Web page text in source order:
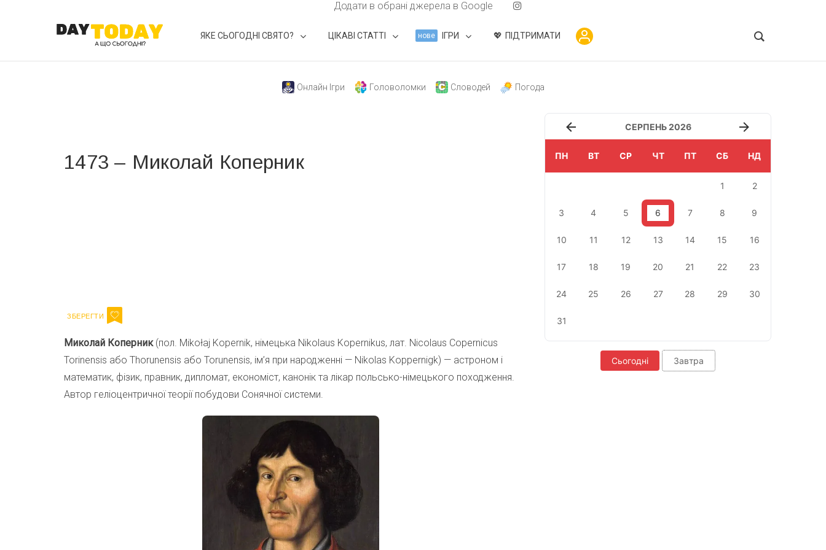
Додати в обрані джерела в Google
ЯКЕ СЬОГОДНІ СВЯТО? ЦІКАВІ СТАТТІ нове ІГРИ ПІДТРИМАТИ
Онлайн Ігри Головоломки Словодей Погода
1473 – Миколай Коперник
Миколай Коперник(пол. Mikołaj Kopernik, німецька Nikolaus Kopernikus, лат. Nicolaus Copernicus
Torinensis або Thorunensis або Torunensis, ім’я при народженні — Nikolas Koppernigk) — астроном і
математик, фізик, правник, дипломат, економіст, канонік та лікар польсько-німецького походження.
Автор геліоцентричної теорії побудови Сонячної системи.
СЕРПЕНЬ 2026
ПН ВТ СР ЧТ ПТ СБ НД
1 2
3 4 5 6 7 8 9
10 11 12 13 14 15 16
17 18 19 20 21 22 23
24 25 26 27 28 29 30
31
Сьогодні Завтра